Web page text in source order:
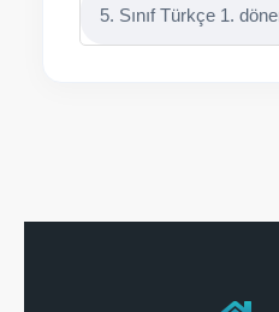
5. Sınıf Türkçe 1.